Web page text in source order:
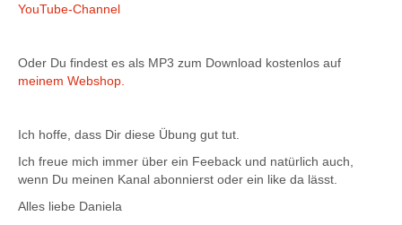
YouTube-Channel
Oder Du findest es als MP3 zum Download kostenlos auf
meinem Webshop.
Ich hoffe, dass Dir diese Übung gut tut.
Ich freue mich immer über ein Feeback und natürlich auch,
wenn Du meinen Kanal abonnierst oder ein like da lässt.
Alles liebe Daniela